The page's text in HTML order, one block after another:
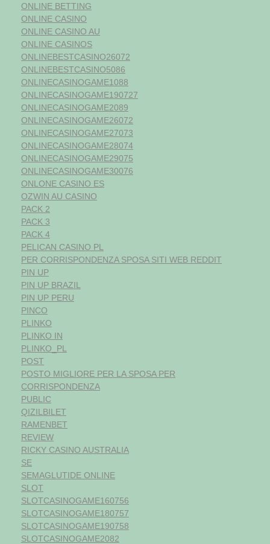
ONLINE BETTING
ONLINE CASINO
ONLINE CASINO AU
ONLINE CASINOS
ONLINEBESTCASINO26072
ONLINEBESTCASINO5086
ONLINECASINOGAME1088
ONLINECASINOGAME190727
ONLINECASINOGAME2089
ONLINECASINOGAME26072
ONLINECASINOGAME27073
ONLINECASINOGAME28074
ONLINECASINOGAME29075
ONLINECASINOGAME30076
ONLONE CASINO ES
OZWIN AU CASINO
PACK 2
PACK 3
PACK 4
PELICAN CASINO PL
PER CORRISPONDENZA SPOSA SITI WEB REDDIT
PIN UP
PIN UP BRAZIL
PIN UP PERU
PINCO
PLINKO
PLINKO IN
PLINKO_PL
POST
POSTO MIGLIORE PER LA SPOSA PER
CORRISPONDENZA
PUBLIC
QIZILBILET
RAMENBET
REVIEW
RICKY CASINO AUSTRALIA
SE
SEMAGLUTIDE ONLINE
SLOT
SLOTCASINOGAME160756
SLOTCASINOGAME180757
SLOTCASINOGAME190758
SLOTCASINOGAME2082